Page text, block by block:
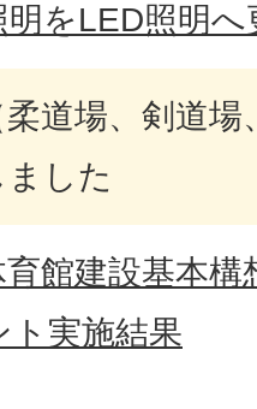
明をLED照明
道場、剣道
した
館建設基本
ト実施結果